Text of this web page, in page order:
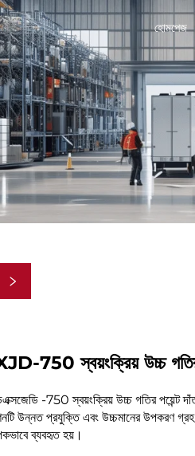
হোমপেজ
750 স্বয়ংক্রিয় উচ্চ গতির
-750 স্বয়ংক্রিয় উচ্চ গতির পয়েন্ট
উন্নত প্রযুক্তি এবং উচ্চমানের উপকরণ
ব্যবহৃত হয়।